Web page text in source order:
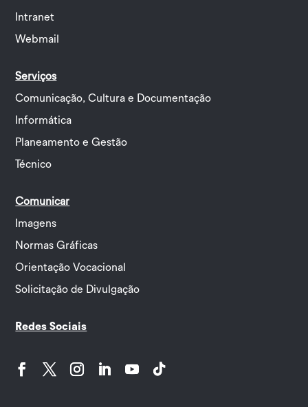
Intranet
Webmail
Serviços
Comunicação, Cultura e Documentação
Informática
Planeamento e Gestão
Técnico
Comunicar
Imagens
Normas Gráficas
Orientação Vocacional
Solicitação de Divulgação
Redes Sociais